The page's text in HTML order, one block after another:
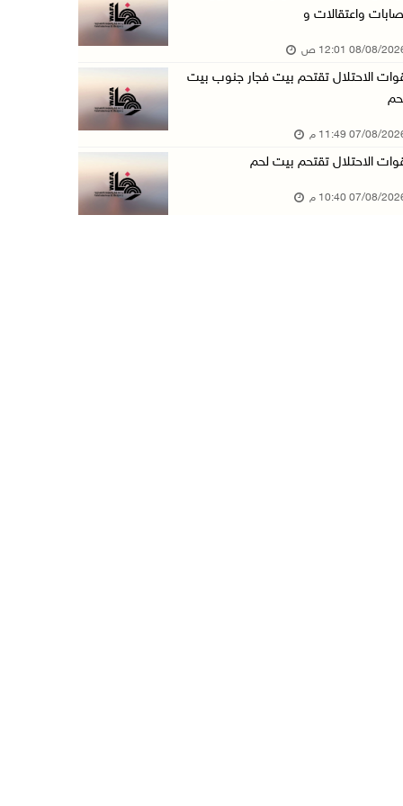
مستعمرون يهاجمون قرية أبو نجيم ويصيبون مواطني ...
مستعمرون يهاجمون مساكن المواطنين في خربة الحم ...
بعد تجديد منع زيارات المعتقلين: أبو الحمص يدع ...
الرئاسة ترحب بإطلاق السعودية التحالف البحري ا ...
واعتقالات و
08/2026 12:01 ص
الاحتلال تقتحم بيت فجار جنوب بيت
08/2026 11:49 م
الاحتلال تقتحم بيت لحم
08/2026 10:40 م